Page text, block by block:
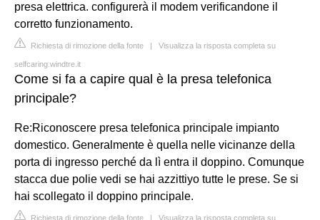
presa elettrica. configurerà il modem verificandone il
corretto funzionamento.
Richiesta di rimozione della fonte | Visualizza la risposta completa su
selfcaring.windtre.it
Come si fa a capire qual è la presa telefonica
principale?
Re:Riconoscere presa telefonica principale impianto
domestico. Generalmente è quella nelle vicinanze della
porta di ingresso perché da lì entra il doppino. Comunque
stacca due polie vedi se hai azzittiyo tutte le prese. Se si
hai scollegato il doppino principale.
Richiesta di rimozione della fonte | Visualizza la risposta completa su